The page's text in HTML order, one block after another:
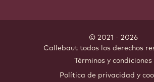
© 2021 - 2026
Callebaut. todos los derechos
Términos y condiciones
Política de privacidad y